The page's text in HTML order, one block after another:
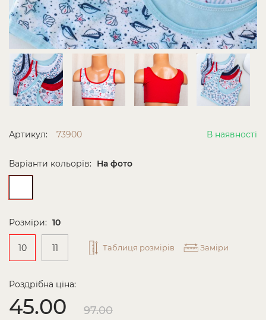
Артикул: 73900 В наявності
Варіанти кольорів: На фото
Розміри: 10
10 11 Таблиця розмірів Заміри
Роздрібна ціна:
45.00 97.00